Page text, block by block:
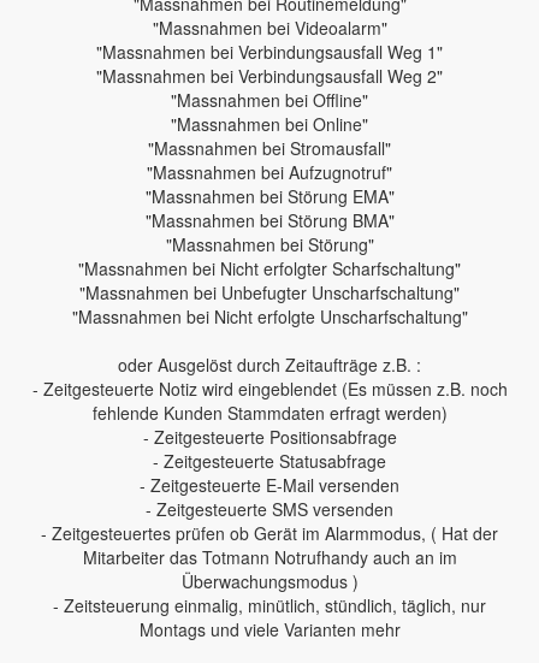
"Massnahmen bei Videoalarm"
"Massnahmen bei Verbindungsausfall Weg 1"
"Massnahmen bei Verbindungsausfall Weg 2"
"Massnahmen bei Offline"
"Massnahmen bei Online"
"Massnahmen bei Stromausfall"
"Massnahmen bei Aufzugnotruf"
"Massnahmen bei Störung EMA"
"Massnahmen bei Störung BMA"
"Massnahmen bei Störung"
"Massnahmen bei Nicht erfolgter Scharfschaltung"
"Massnahmen bei Unbefugter Unscharfschaltung"
"Massnahmen bei Nicht erfolgte Unscharfschaltung"
oder Ausgelöst durch Zeitaufträge z.B. :
- Zeitgesteuerte Notiz wird eingeblendet (Es müssen z.B. noch
fehlende Kunden Stammdaten erfragt werden)
- Zeitgesteuerte Positionsabfrage
- Zeitgesteuerte Statusabfrage
- Zeitgesteuerte E-Mail versenden
- Zeitgesteuerte SMS versenden
- Zeitgesteuertes prüfen ob Gerät im Alarmmodus, ( Hat der
Mitarbeiter das Totmann Notrufhandy auch an im
Überwachungsmodus )
- Zeitsteuerung einmalig, minütlich, stündlich, täglich, nur
Montags und viele Varianten mehr